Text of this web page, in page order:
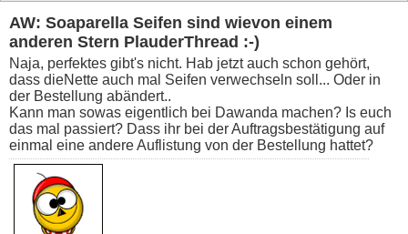
AW: Soaparella Seifen sind wievon einem
anderen Stern PlauderThread :-)
Naja, perfektes gibt's nicht. Hab jetzt auch schon gehört,
dass dieNette auch mal Seifen verwechseln soll... Oder in
der Bestellung abändert..
Kann man sowas eigentlich bei Dawanda machen? Is euch
das mal passiert? Dass ihr bei der Auftragsbestätigung auf
einmal eine andere Auflistung von der Bestellung hattet?